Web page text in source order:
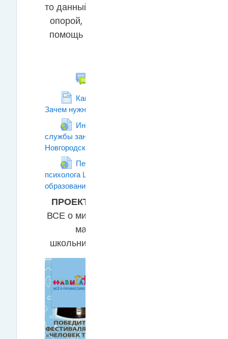
то данный курс послужит для Вас
опорой, и, мы надеемся, окажет
помощь в ответе на эти важные
Как выбрать профессию или
Зачем нужна профориентация?!
Информационный портал
службы занятости населения
Новгородской области
Персональный сайт
психолога Центра инклюзивного
образования Константина Игнатьева
ПРОЕКТ "НАВИГАТУМ"
ВСЕ о мире профессий для
малышей, для
школьников,для взрослых